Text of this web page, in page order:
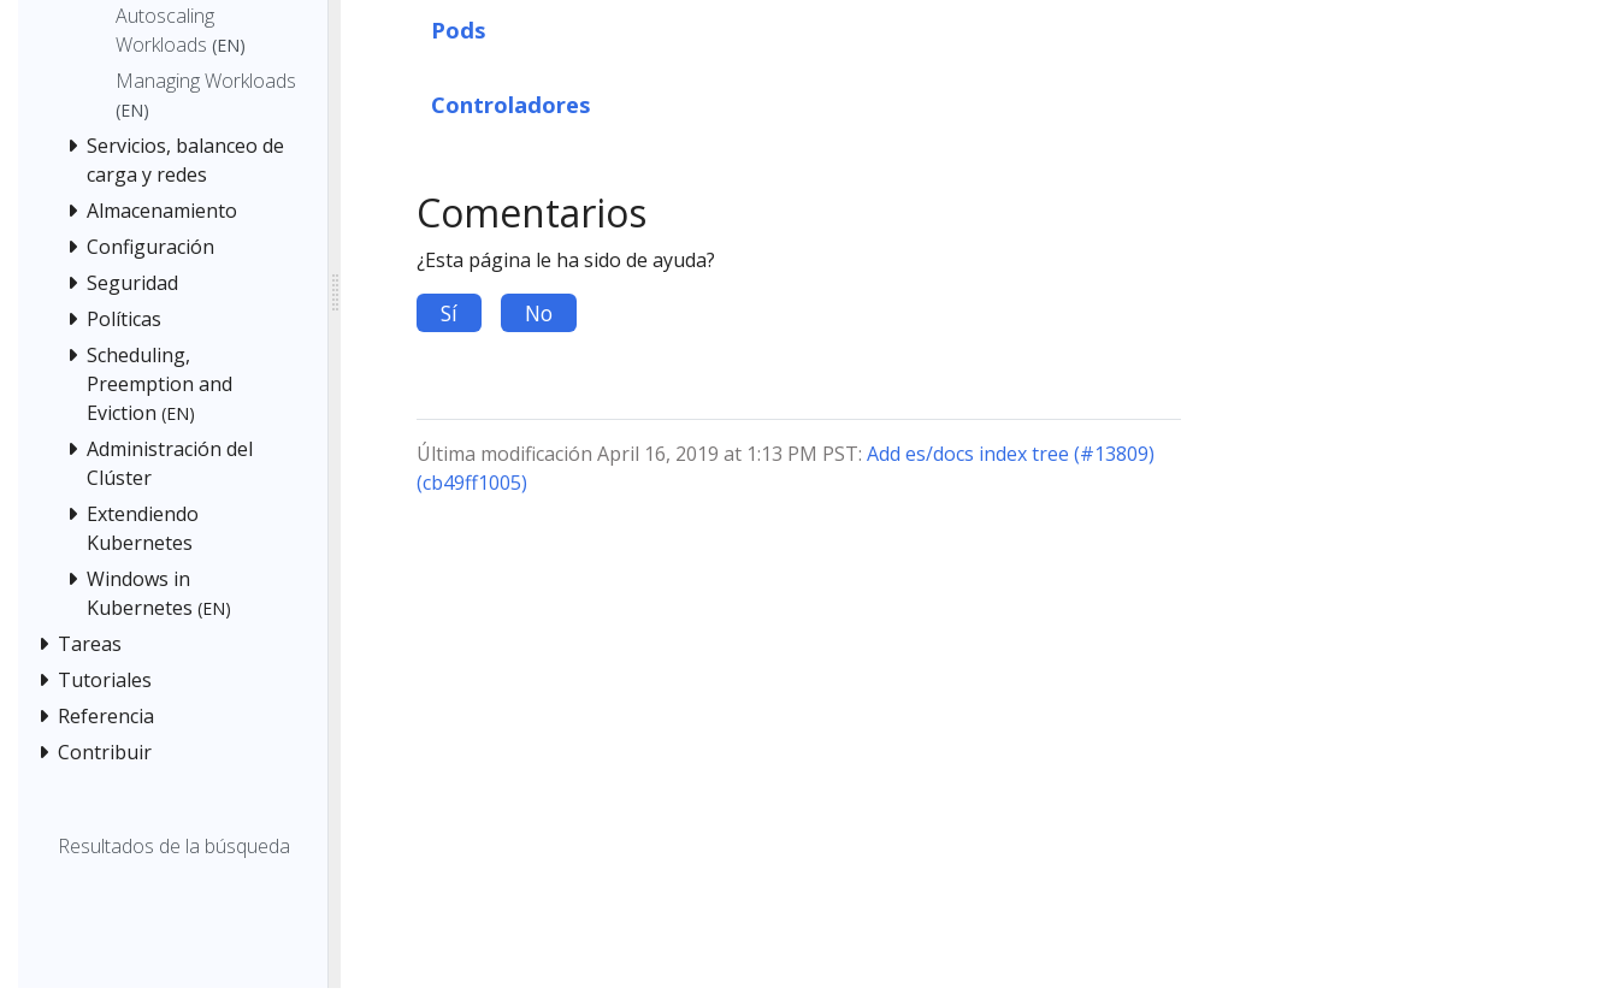
Autoscaling
Workloads (EN)
Managing Workloads
(EN)
Servicios, balanceo de
carga y redes
Almacenamiento
Configuración
Seguridad
Políticas
Scheduling,
Preemption and
Eviction (EN)
Administración del
Clúster
Extendiendo
Kubernetes
Windows in
Kubernetes (EN)
Tareas
Tutoriales
Referencia
Contribuir
Resultados de la búsqueda
Pods
Controladores
Comentarios
¿Esta página le ha sido de ayuda?
Sí No
Última modificación April 16, 2019 at 1:13 PM PST: Add es/docs index tree (#13809)
(cb49ff1005)